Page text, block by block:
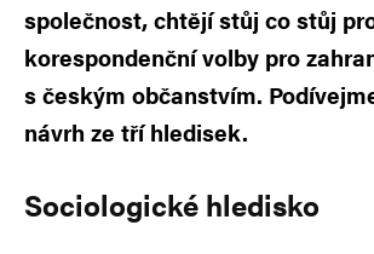
společnost, chtějí stůj co stůj
korespondenční volby pro
s českým občanstvím.
návrh ze tří hledisek.
Sociologické hledisko